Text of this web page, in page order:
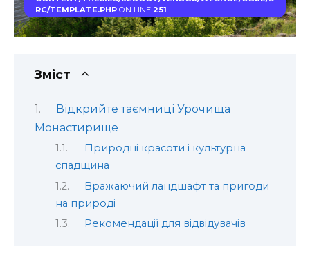
RC/TEMPLATE.PHPON LINE 251
Зміст
Відкрийте таємниці Урочища
Монастирище
Природні красоти і культурна
спадщина
Вражаючий ландшафт та пригоди
на природі
Рекомендації для відвідувачів